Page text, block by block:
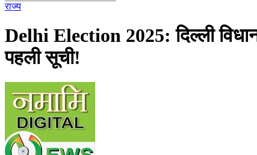
राज्य
Delhi Election 2025: दिल्ली
पहली सूची!